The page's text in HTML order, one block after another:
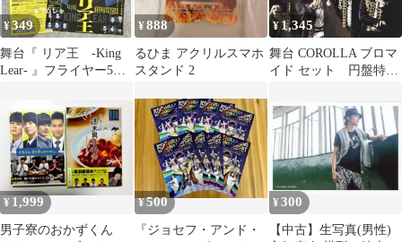
¥349
舞台『 リア王 -King
Lear- 』フライヤー5
¥888
るひま アクリルスマホ
スタンド 2
¥1,345
舞台 COROLLA ブロマ
イド セット 円盤特
¥ 1,999
男子寮のおかずくん
¥500
『ジョセフ・アンド・
¥300
【中古】生写真(男性)